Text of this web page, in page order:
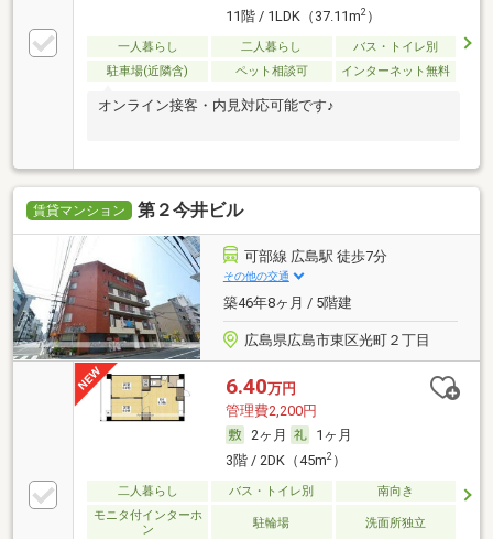
11階 / 1LDK（37.11m2）
一人暮らし 二人暮らし
バス・トイレ別
駐車場(近隣含)
ペット相談可 インターネット無料
オンライン接客・内見対応可能です♪
賃貸マンション 第２今井ビル
可部線 広島駅 徒歩7分
その他の交通
築46年8ヶ月 / 5階建
広島県広島市東区光町２丁目
6.40万円
管理費2,200円
2ヶ月
1ヶ月
3階 / 2DK（45m2）
二人暮らし バス・トイレ別
南向き
モニタ付インターホ
ン
駐輪場 洗面所独立